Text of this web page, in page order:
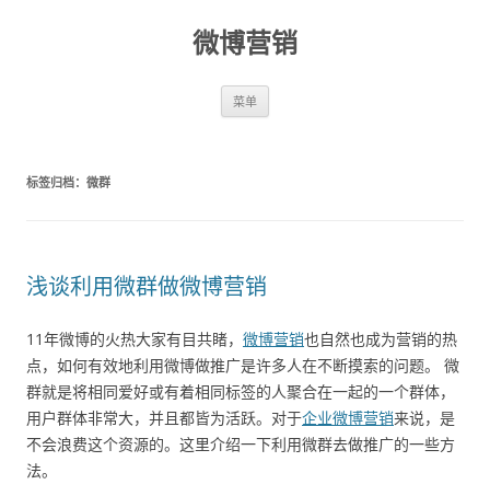
微博营销
菜单
标签归档： 微群
浅谈利用微群做微博营销
11年微博的火热大家有目共睹， 微博营销也自然也成为营销的热
点，如何有效地利用微博做推广是许多人在不断摸索的问题。 微
群就是将相同爱好或有着相同标签的人聚合在一起的一个群体，
用户群体非常大，并且都皆为活跃。对于企业微博营销来说，是
不会浪费这个资源的。这里介绍一下利用微群去做推广的一些方
法。